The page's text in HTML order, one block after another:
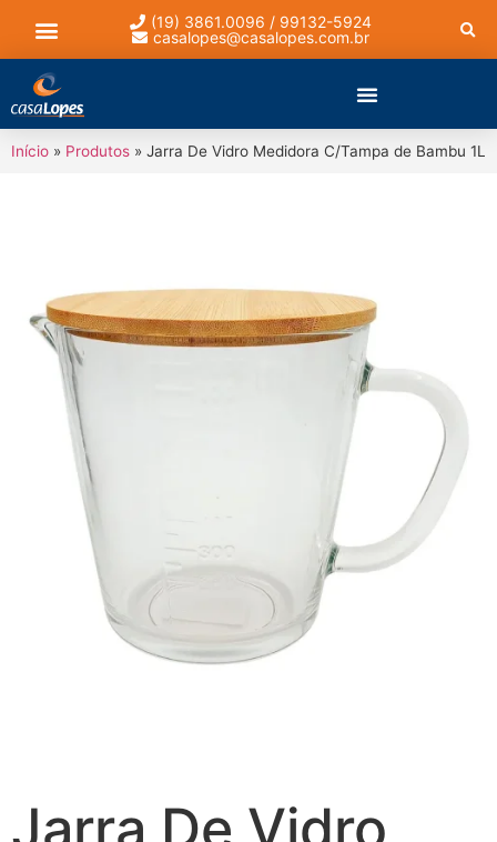
(19) 3861.0096 / 99132-5924
casalopes@casalopes.com.br
Início » Produtos » Jarra De Vidro Medidora C/Tampa de Bambu 1L